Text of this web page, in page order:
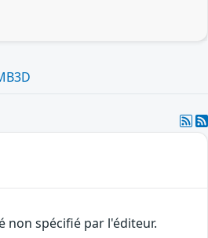
non spécifié par l'éditeur.